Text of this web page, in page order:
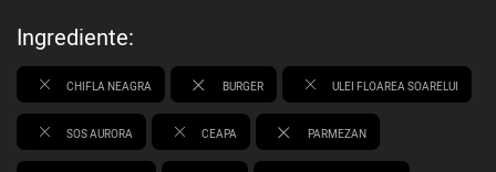
Ingrediente:
CHIFLA NEAGRA BURGER ULEI FLOAREA SOARELUI
SOS AURORA CEAPA PARMEZAN